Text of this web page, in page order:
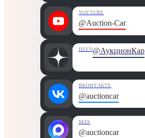
YOUTUBE
@Auction-Car
DZEN@АукционКар
ВКОНТАКТЕ
@auctioncar
MAX
@auctioncar